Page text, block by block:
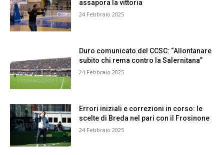
assapora la vittoria
24 Febbraio 2025
Duro comunicato del CCSC: “Allontanare
subito chi rema contro la Salernitana”
24 Febbraio 2025
Errori iniziali e correzioni in corso: le
scelte di Breda nel pari con il Frosinone
24 Febbraio 2025